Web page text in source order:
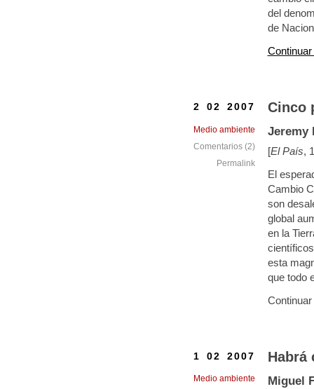
del
de
Cinco
Jeremy
[El País,
El
Cambio
son
global
en la
esta
que todo
2 02 2007
Medio ambiente
Comentarios (2)
Permalink
Habrá
Miguel
1 02 2007
Medio ambiente